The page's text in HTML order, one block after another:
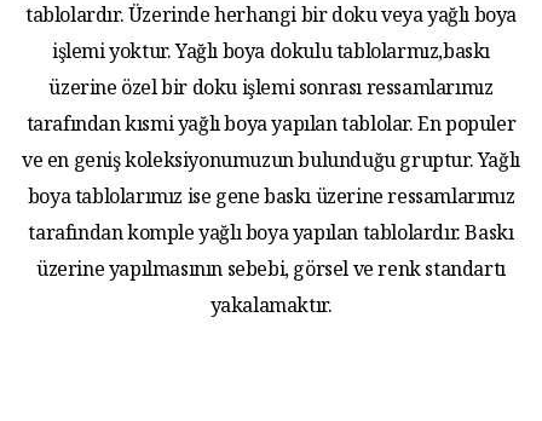
tablolardır. Üzerinde herhangi bir doku veya yağlı boya
işlemi yoktur. Yağlı boya dokulu tablolarmız,baskı
üzerine özel bir doku işlemi sonrası ressamlarımız
tarafından kısmi yağlı boya yapılan tablolar. En populer
ve en geniş koleksiyonumuzun bulunduğu gruptur. Yağlı
boya tablolarımız ise gene baskı üzerine ressamlarımız
tarafından komple yağlı boya yapılan tablolardır. Baskı
üzerine yapılmasının sebebi, görsel ve renk standartı
yakalamaktır.